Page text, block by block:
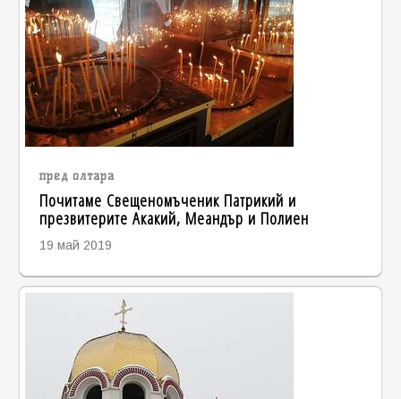
пред олтара
Почитаме Свещеномъченик Патрикий и
презвитерите Акакий, Меандър и Полиен
19 май 2019